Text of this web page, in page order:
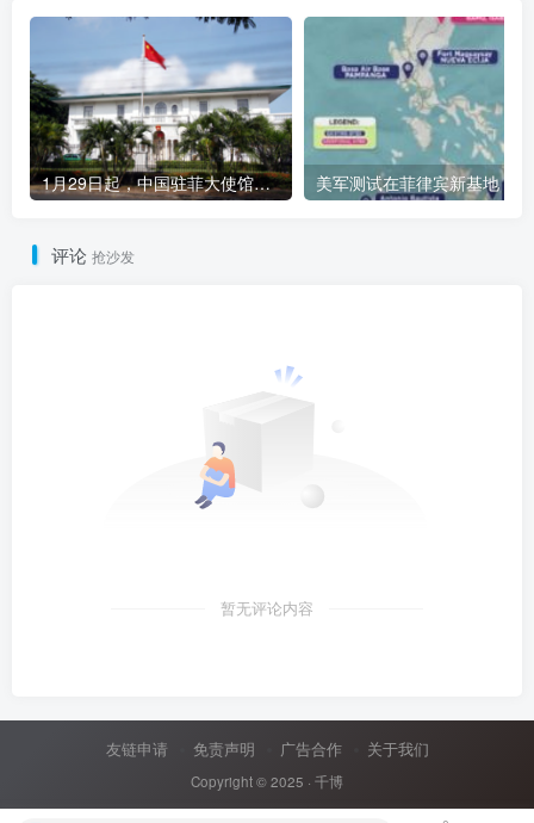
1月29日起，中国驻菲大使馆不再受理签证申请，申请人将通过“签证中心”申办 美军测试在菲律宾新基地
评论 抢沙发
暂无评论内容
友链申请 免责声明 广告合作 关于我们
Copyright © 2025 · 千博